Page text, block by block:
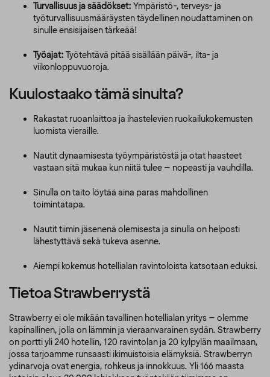
Turvallisuus ja säädökset: Ympäristö-, terveys- ja
työturvallisuusmääräysten täydellinen noudattaminen on
sinulle ensisijaisen tärkeää!
Työajat: Työtehtävä pitää sisällään päivä-, ilta- ja
viikonloppuvuoroja.
Kuulostaako tämä sinulta?
Rakastat ruoanlaittoa ja ihastelevien ruokailukokemusten
luomista vieraille.
Nautit dynaamisesta työympäristöstä ja otat haasteet
vastaan sitä mukaa kun niitä tulee – nopeasti ja vauhdilla.
Sinulla on taito löytää aina paras mahdollinen
toimintatapa.
Nautit tiimin jäsenenä olemisesta ja sinulla on helposti
lähestyttävä sekä tukeva asenne.
Aiempi kokemus hotellialan ravintoloista katsotaan eduksi.
Tietoa Strawberrystä
Strawberry ei ole mikään tavallinen hotellialan yritys – olemme
kapinallinen, jolla on lämmin ja vieraanvarainen sydän. Strawberry
on portti yli 240 hotellin, 120 ravintolan ja 20 kylpylän maailmaan,
jossa tarjoamme runsaasti ikimuistoisia elämyksiä. Strawberryn
ydinarvoja ovat energia, rohkeus ja innokkuus. Yli 166 maasta